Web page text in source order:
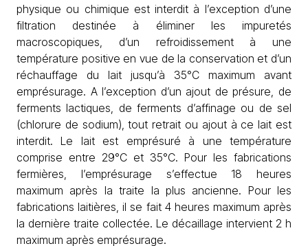
physique ou chimique est interdit à l’exception d’une
filtration destinée à éliminer les impuretés
macroscopiques, d’un refroidissement à une
température positive en vue de la conservation et d’un
réchauffage du lait jusqu’à 35°C maximum avant
emprésurage. A l’exception d’un ajout de présure, de
ferments lactiques, de ferments d’affinage ou de sel
(chlorure de sodium), tout retrait ou ajout à ce lait est
interdit. Le lait est emprésuré à une température
comprise entre 29°C et 35°C. Pour les fabrications
fermières, l’emprésurage s’effectue 18 heures
maximum après la traite la plus ancienne. Pour les
fabrications laitières, il se fait 4 heures maximum après
la dernière traite collectée. Le décaillage intervient 2 h
maximum après emprésurage.